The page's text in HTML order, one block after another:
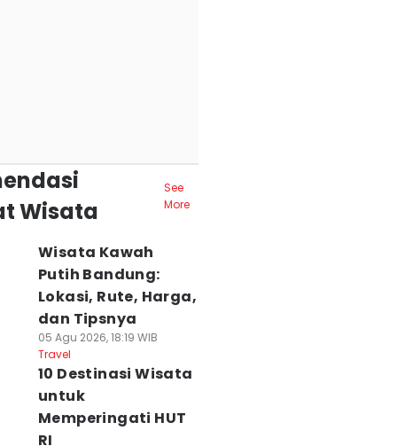
Wisata
See
More
Wisata Kawah
Putih Bandung:
Lokasi, Rute, Harga,
dan Tipsnya
05 Agu 2026, 18:19 WIB
Travel
10 Destinasi Wisata
untuk
Memperingati HUT
RI